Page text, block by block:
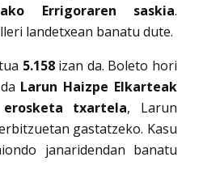
Errigoraren saskia.
landetxean banatu dute.
5.158izan da. Boleto hori
Larun Haizpe Elkarteak
txartela, Larun
gastatzeko. Kasu
janaridendan banatu